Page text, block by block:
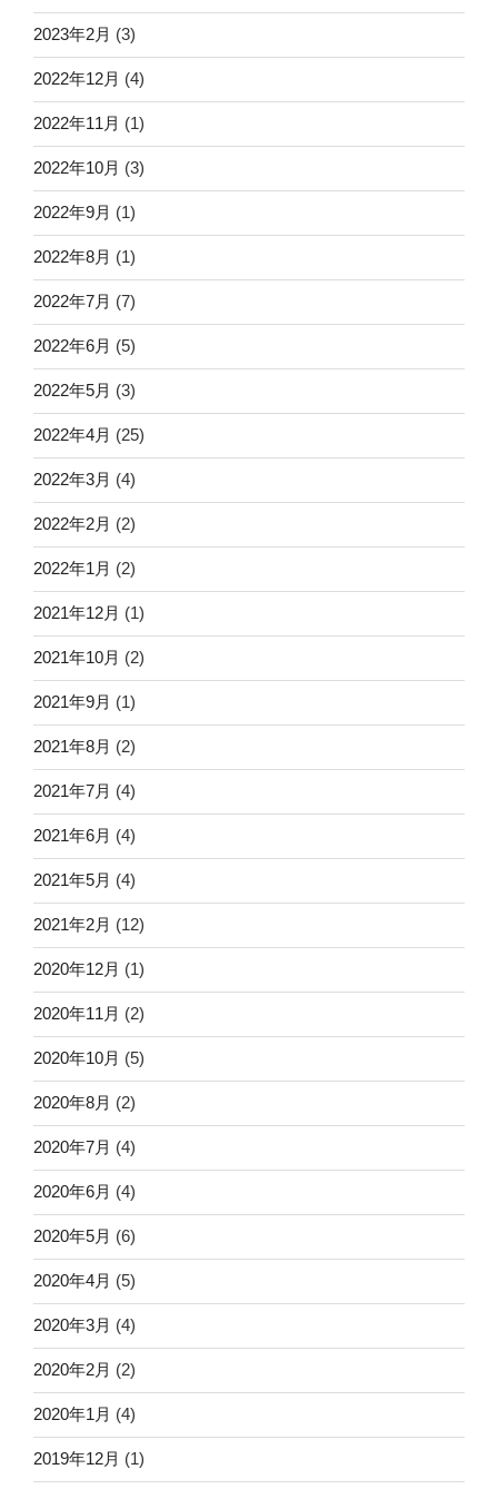
2023年2月 (3)
2022年12月 (4)
2022年11月 (1)
2022年10月 (3)
2022年9月 (1)
2022年8月 (1)
2022年7月 (7)
2022年6月 (5)
2022年5月 (3)
2022年4月 (25)
2022年3月 (4)
2022年2月 (2)
2022年1月 (2)
2021年12月 (1)
2021年10月 (2)
2021年9月 (1)
2021年8月 (2)
2021年7月 (4)
2021年6月 (4)
2021年5月 (4)
2021年2月 (12)
2020年12月 (1)
2020年11月 (2)
2020年10月 (5)
2020年8月 (2)
2020年7月 (4)
2020年6月 (4)
2020年5月 (6)
2020年4月 (5)
2020年3月 (4)
2020年2月 (2)
2020年1月 (4)
2019年12月 (1)